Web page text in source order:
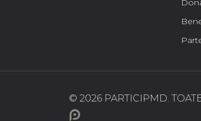
© 2026 PARTICIPMD.